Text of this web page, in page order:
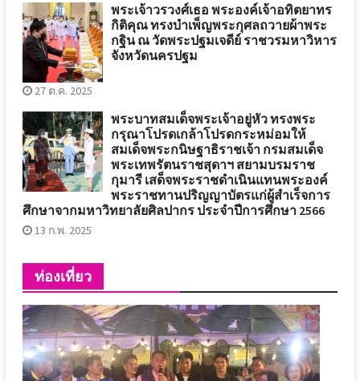
พระเจ้าวรวงศ์เธอ พระองค์เจ้าอทิตยาทร
กิติคุณ ทรงบำเพ็ญพระกุศลถวายผ้าพระ
กฐิน ณ วัดพระปฐมเจดีย์ ราชวรมหาวิหาร
จังหวัดนครปฐม
27 ต.ค. 2025
พระบาทสมเด็จพระเจ้าอยู่หัว ทรงพระ
กรุณาโปรดเกล้าโปรดกระหม่อมให้
สมเด็จพระกนิษฐาธิราชเจ้า กรมสมเด็จ
พระเทพรัตนราชสุดาฯ สยามบรมราช
กุมารี เสด็จพระราชดำเนินแทนพระองค์
พระราชทานปริญญาบัตรแก่ผู้สำเร็จการ
ศึกษาจากมหาวิทยาลัยศิลปากร ประจำปีการศึกษา 2566
13 ก.พ. 2025
ท่องเที่ยว